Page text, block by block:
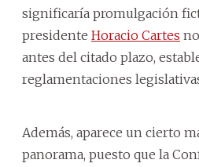
significaría promulgación
presidente Horacio Cartes
antes del citado plazo,
reglamentaciones
Además, aparece un cierto
panorama, puesto que la